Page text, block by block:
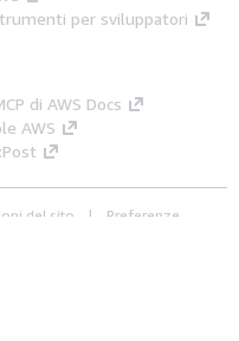
per sviluppatori
di AWS Docs
AWS
del sito
Preferenze